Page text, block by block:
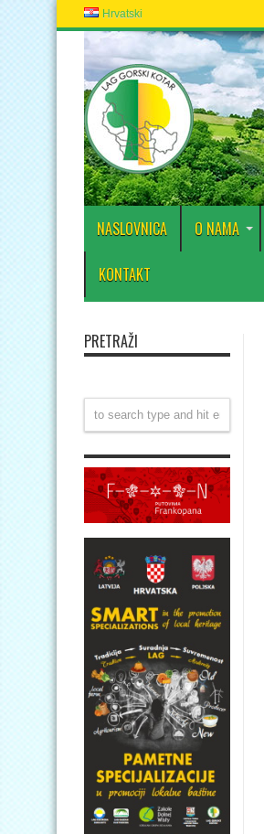
Hrvatski
NASLOVNICA O NAMA
KONTAKT
PRETRAŽI